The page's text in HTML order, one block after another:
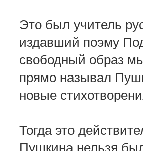
Это был учитель
издавший поэму
свободный образ
прямо называл
новые
Тогда это
Пушкина нельзя